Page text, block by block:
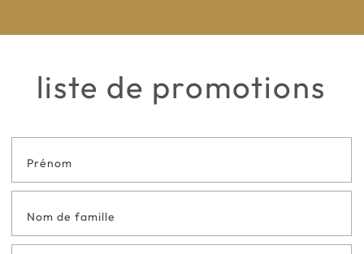
liste de promotions
de contact
en bas de
page